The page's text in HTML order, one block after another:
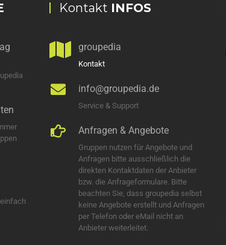
Kontakt INFOS
groupedia
Kontakt
info@groupedia.de
Service & Support
Anfragen & Angebote
Gruppen nutzen für Angebote und
Anfragen bitte ausschließlich die
direkten Kontaktdaten der Anbieter
bzw. die Anfrageformulare. Bitte
beachten Sie, dass groupedia selbst
keine Angebote erstellt und Anfragen
per Telefon oder eMail nicht an
Anbieter weiterleitet.